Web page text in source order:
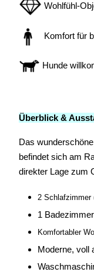
Wohlfühl-
Komfort für
Hunde
Überblick &
Das
befindet sich am
direkter Lage zum
2 Schlafzimmer
1 Badezimmer
Komfortabler
Moderne, voll